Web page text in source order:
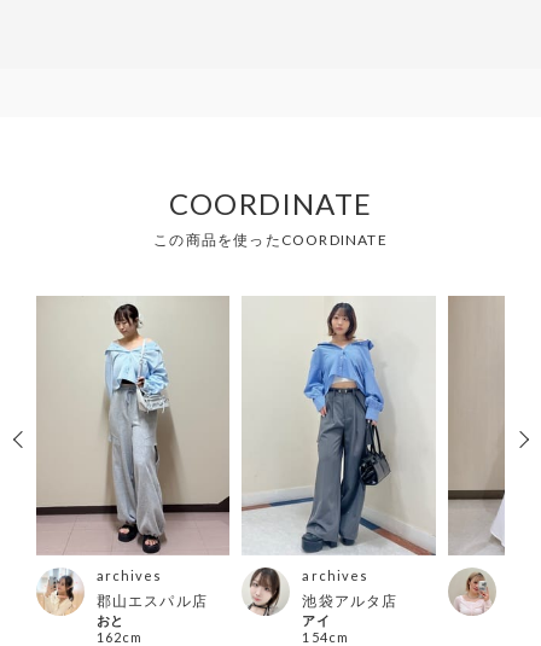
COORDINATE
この商品を使ったCOORDINATE
archives
郡山エスパル店
おと
162cm
archives
池袋アルタ店
アイ
154cm